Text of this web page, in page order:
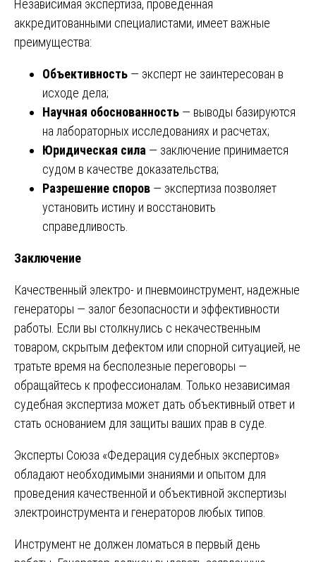
Независимая экспертиза, проведенная
аккредитованными специалистами, имеет важные
преимущества:
Объективность — эксперт не заинтересован в
исходе дела;
Научная обоснованность — выводы базируются
на лабораторных исследованиях и расчетах;
Юридическая сила — заключение принимается
судом в качестве доказательства;
Разрешение споров — экспертиза позволяет
установить истину и восстановить
справедливость.
Заключение
Качественный электро- и пневмоинструмент, надежные
генераторы — залог безопасности и эффективности
работы. Если вы столкнулись с некачественным
товаром, скрытым дефектом или спорной ситуацией, не
тратьте время на бесполезные переговоры —
обращайтесь к профессионалам. Только независимая
судебная экспертиза может дать объективный ответ и
стать основанием для защиты ваших прав в суде.
Эксперты Союза «Федерация судебных экспертов»
обладают необходимыми знаниями и опытом для
проведения качественной и объективной экспертизы
электроинструмента и генераторов любых типов.
Инструмент не должен ломаться в первый день